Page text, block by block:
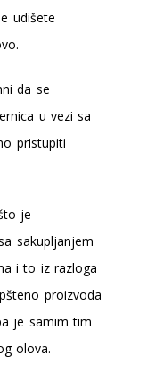
udišete
da se
u vezi sa
pristupiti
je
sakupljanjem
i to iz razloga
proizvoda
je samim tim
olova.